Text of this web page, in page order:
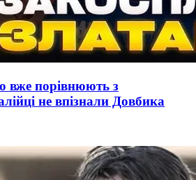
вже порівнюють з
не впізнали Довбика